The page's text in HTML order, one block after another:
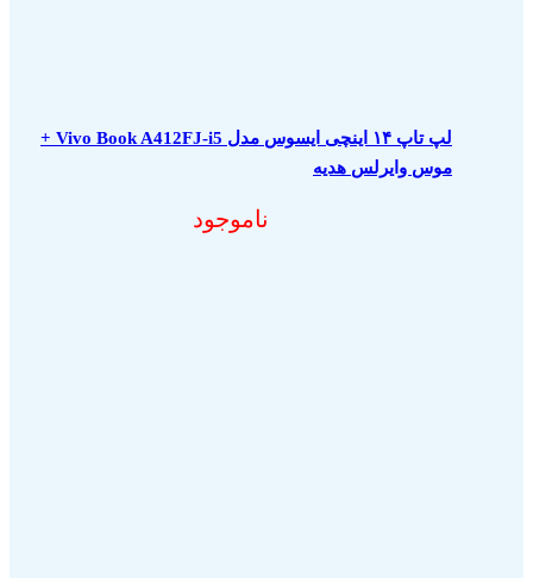
لپ تاپ ۱۴ اینچی ایسوس مدل Vivo Book A412FJ-i5 +
موس وایرلس هدیه
ناموجود